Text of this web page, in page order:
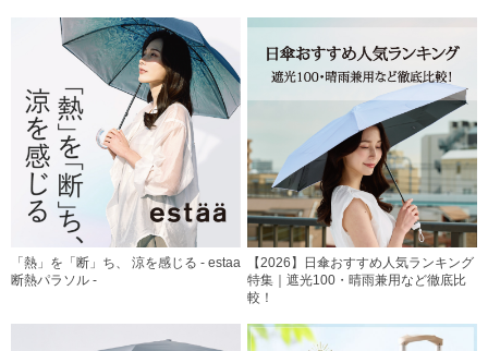
「熱」を「断」ち、 涼を感じる - estaa
断熱パラソル -
【2026】日傘おすすめ人気ランキング
特集｜遮光100・晴雨兼用など徹底比
較！